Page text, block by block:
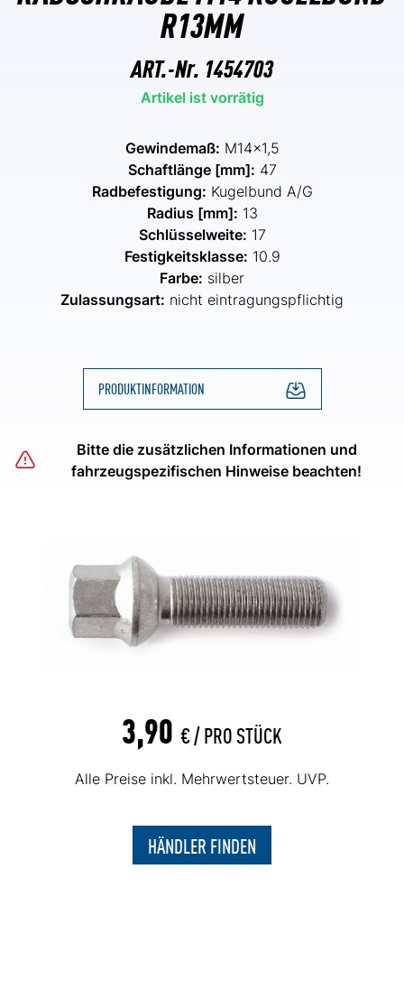
R13MM
ART.-Nr. 1454703
Artikel ist vorrätig
Gewindemaß: M14x1,5
Schaftlänge [mm]: 47
Radbefestigung: Kugelbund A/G
Radius [mm]: 13
Schlüsselweite: 17
Festigkeitsklasse: 10.9
Farbe: silber
Zulassungsart: nicht eintragungspflichtig
PRODUKTINFORMATION
Bitte die zusätzlichen Informationen und
fahrzeugspezifischen Hinweise beachten!
3,90 € /PRO STÜCK
Alle Preise inkl. Mehrwertsteuer. UVP.
HÄNDLER FINDEN